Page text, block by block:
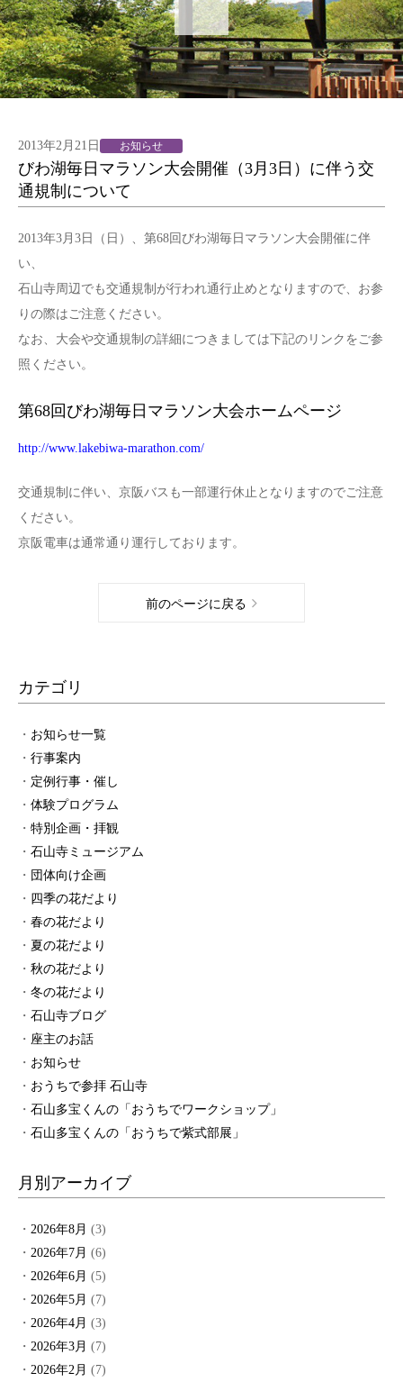
2013年2月21日 お知らせ
びわ湖毎日マラソン大会開催（3月3日）に伴う交
通規制について
2013年3月3日（日）、第68回びわ湖毎日マラソン大会開催に伴
い、
石山寺周辺でも交通規制が行われ通行止めとなりますので、お参
りの際はご注意ください。
なお、大会や交通規制の詳細につきましては下記のリンクをご参
照ください。
第68回びわ湖毎日マラソン大会ホームページ
http://www.lakebiwa-marathon.com/
交通規制に伴い、京阪バスも一部運行休止となりますのでご注意
ください。
京阪電車は通常通り運行しております。
前のページに戻る
カテゴリ
お知らせ一覧
行事案内
定例行事・催し
体験プログラム
特別企画・拝観
石山寺ミュージアム
団体向け企画
四季の花だより
春の花だより
夏の花だより
秋の花だより
冬の花だより
石山寺ブログ
座主のお話
お知らせ
おうちで参拝 石山寺
石山多宝くんの「おうちでワークショップ」
石山多宝くんの「おうちで紫式部展」
月別アーカイブ
2026年8月 (3)
2026年7月 (6)
2026年6月 (5)
2026年5月 (7)
2026年4月 (3)
2026年3月 (7)
2026年2月 (7)